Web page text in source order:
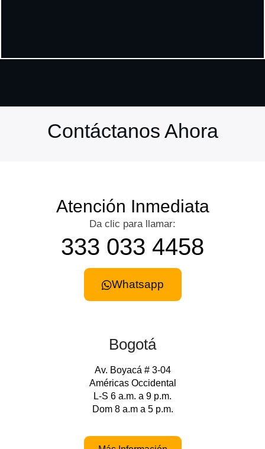
Contáctanos Ahora
Atención Inmediata
Da clic para llamar:
333 033 4458
Whatsapp
Bogotá
Av. Boyacá # 3-04
Américas Occidental
L-S 6 a.m. a 9 p.m.
Dom 8 a.m a 5 p.m.